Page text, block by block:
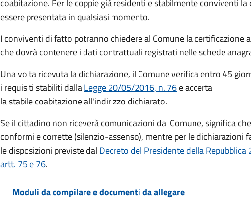
coabitazione. Per le coppie già residenti e stabilmente conviventi la
essere presentata in qualsiasi momento.
I conviventi di fatto potranno chiedere al Comune la certificazione
che dovrà contenere i dati contrattuali registrati nelle schede
Una volta ricevuta la dichiarazione, il Comune verifica entro 45
i requisiti stabiliti dallaLegge 20/05/2016, n. 76e accerta
la stabile coabitazione all'indirizzo dichiarato.
Se il cittadino non riceverà comunicazioni dal Comune, significa
conformi e corrette (silenzio-assenso), mentre per le dichiarazioni
le disposizioni previste dal Decreto del Presidente della
artt. 75 e 76.
Moduli da compilare e documenti da allegare